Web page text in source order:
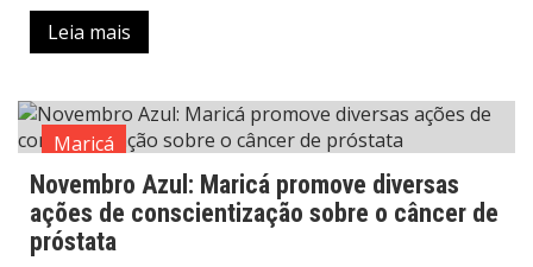
Leia mais
Maricá
Novembro Azul: Maricá promove diversas
ações de conscientização sobre o câncer de
próstata